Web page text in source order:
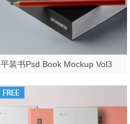
平装书Psd Book Mockup Vol3